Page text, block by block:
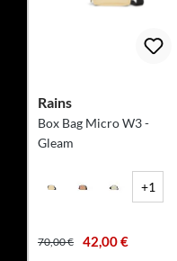
Rains
Box Bag Micro W3 -
Gleam
+1
70,00 € 42,00 €